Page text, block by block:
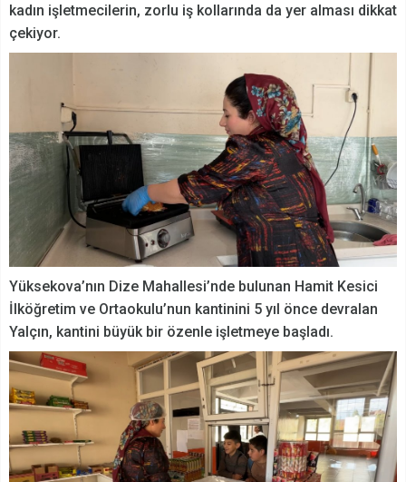
kadın işletmecilerin, zorlu iş kollarında da yer alması dikkat
çekiyor.
Yüksekova’nın Dize Mahallesi’nde bulunan Hamit Kesici
İlköğretim ve Ortaokulu’nun kantinini 5 yıl önce devralan
Yalçın, kantini büyük bir özenle işletmeye başladı.